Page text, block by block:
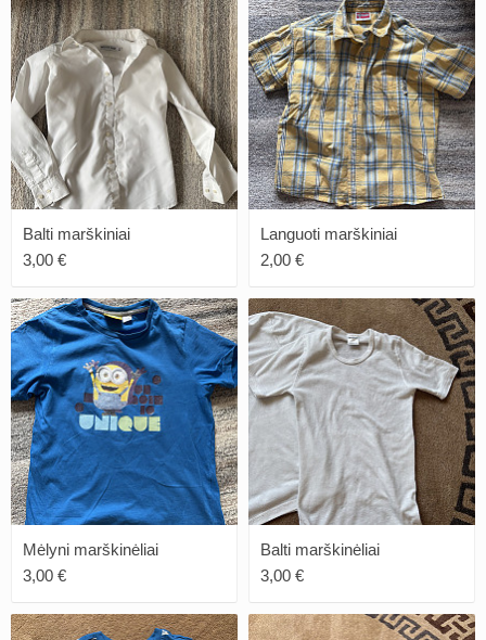
Balti marškiniai
3,00 €
Languoti marškiniai
2,00 €
Mėlyni marškinėliai
3,00 €
Balti marškinėliai
3,00 €